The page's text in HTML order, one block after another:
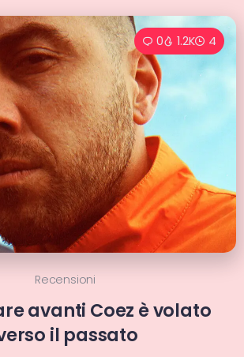
0 1.2K 4
Recensioni
avanti Coez è volato
il passato